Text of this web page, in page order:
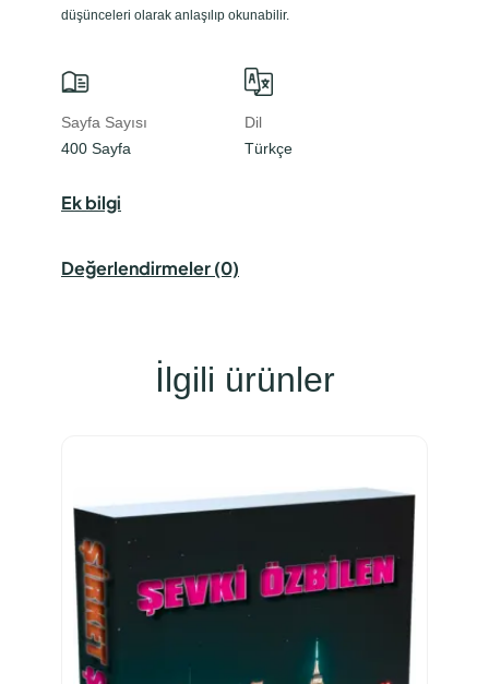
düşünceleri olarak anlaşılıp okunabilir.
Sayfa Sayısı
400 Sayfa
Dil
Türkçe
Ek bilgi
Değerlendirmeler (0)
İlgili ürünler